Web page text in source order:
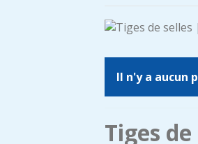
Il n'y a aucun
Tiges